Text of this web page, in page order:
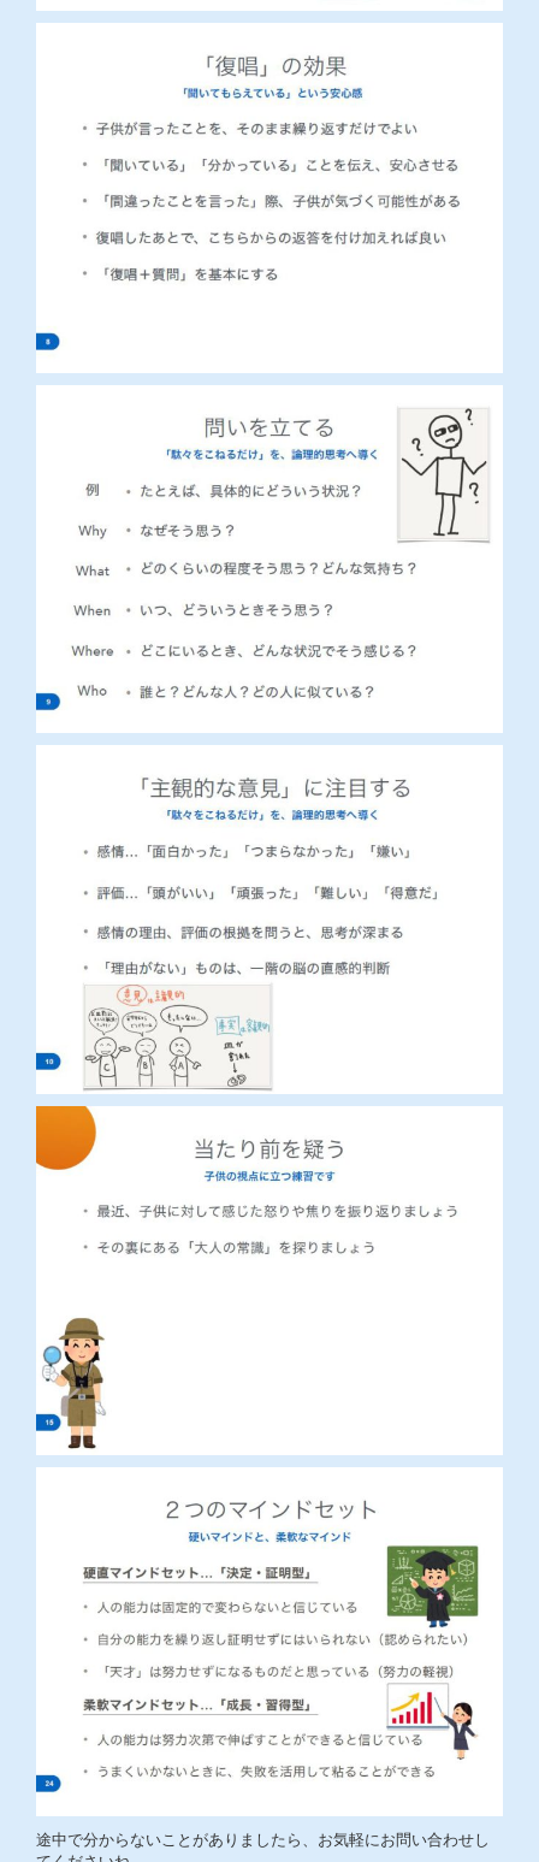
途中で分からないことがありましたら、お気軽にお問い合わせし